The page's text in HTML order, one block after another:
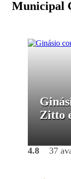
Municipal
Zitto
4.8 37